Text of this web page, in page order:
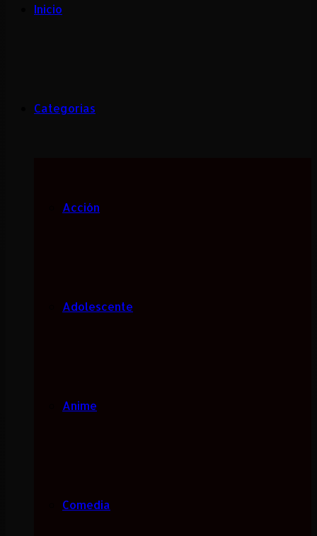
Inicio
Categorias
Acción
Adolescente
Anime
Comedia